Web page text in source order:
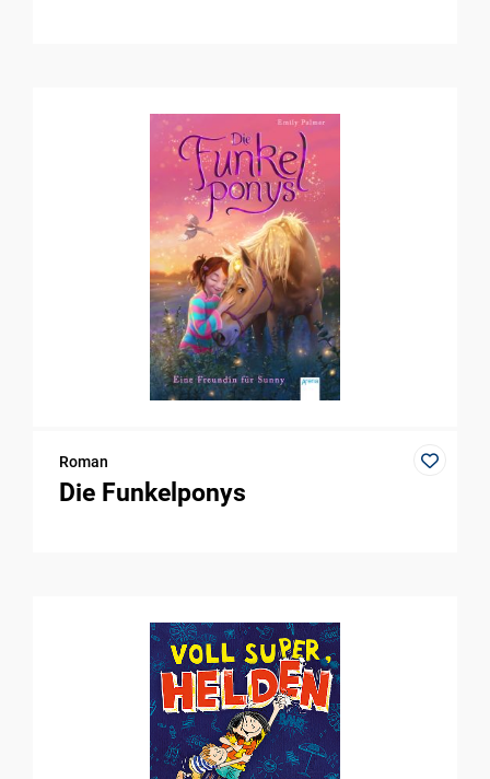
Roman
Die Funkelponys